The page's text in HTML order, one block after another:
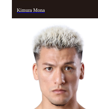
Kimura Mona